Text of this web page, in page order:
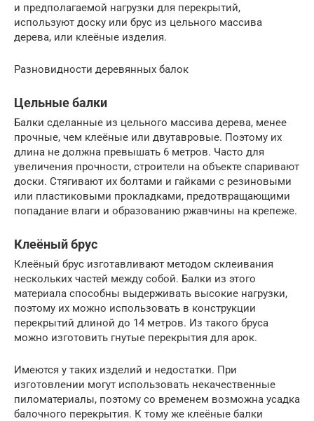
и предполагаемой нагрузки для перекрытий,
используют доску или брус из цельного массива
дерева, или клеёные изделия.
Разновидности деревянных балок
Цельные балки
Балки сделанные из цельного массива дерева, менее
прочные, чем клеёные или двутавровые. Поэтому их
длина не должна превышать 6 метров. Часто для
увеличения прочности, строители на объекте спаривают
доски. Стягивают их болтами и гайками с резиновыми
или пластиковыми прокладками, предотвращающими
попадание влаги и образованию ржавчины на крепеже.
Клеёный брус
Клеёный брус изготавливают методом склеивания
нескольких частей между собой. Балки из этого
материала способны выдерживать высокие нагрузки,
поэтому их можно использовать в конструкции
перекрытий длиной до 14 метров. Из такого бруса
можно изготовить гнутые перекрытия для арок.
Имеются у таких изделий и недостатки. При
изготовлении могут использовать некачественные
пиломатериалы, поэтому со временем возможна усадка
балочного перекрытия. К тому же клеёные балки